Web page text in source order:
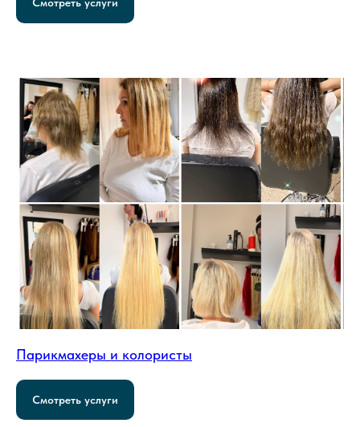
Смотреть услуги
Парикмахеры и колористы
Смотреть услуги